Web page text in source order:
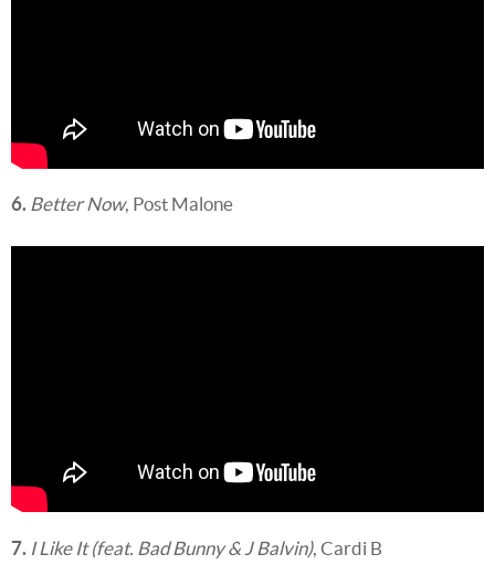
6. Better Now, Post Malone
7. I Like It (feat. Bad Bunny & J Balvin), Cardi B